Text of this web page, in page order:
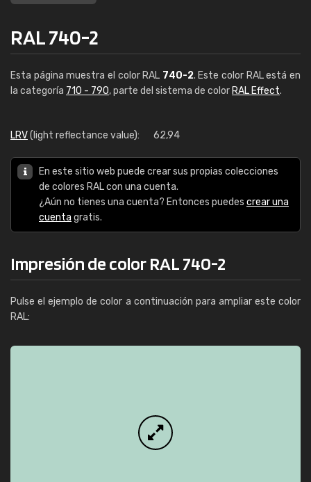
RAL 740-2
Esta página muestra el color RAL 740-2. Este color RAL está en
la categoría 710 - 790, parte del sistema de color RAL Effect.
LRV(light reflectance value): 62,94
En este sitio web puede crear sus propias colecciones
de colores RAL con una cuenta.
¿Aún no tienes una cuenta? Entonces puedes crear una
cuenta gratis.
Impresión de color RAL 740-2
Pulse el ejemplo de color a continuación para ampliar este color
RAL: